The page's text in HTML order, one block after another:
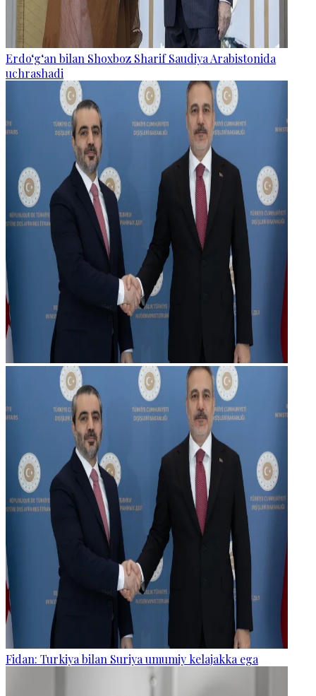
Erdo‘g‘an bilan Shoxboz Sharif Saudiya Arabistonida
uchrashadi
Fidan: Turkiya bilan Suriya umumiy kelajakka ega